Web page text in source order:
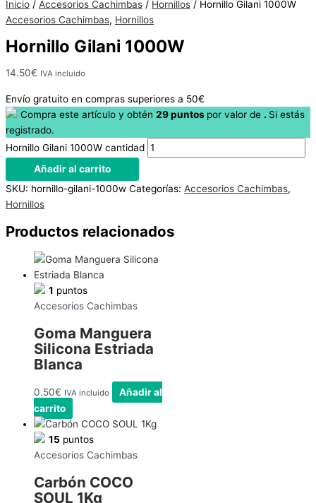
Inicio / Accesorios Cachimbas / Hornillos / Hornillo Gilani 1000W
Accesorios Cachimbas, Hornillos
Hornillo Gilani 1000W
14.50€ IVA incluido
Envío gratuito en compras superiores a 50€
Compra este artículo y obtén 29puntos por valor de . Si estás
registrado.
Hornillo Gilani 1000W cantidad
Añadir al carrito
SKU: hornillo-gilani-1000w Categorías: Accesorios Cachimbas,
Hornillos
Productos relacionados
1 puntos
Accesorios Cachimbas
Goma Manguera
Silicona Estriada
Blanca
0.50€ IVA incluido
Añadir al
carrito
15 puntos
Accesorios Cachimbas
Carbón COCO
SOUL 1Kg